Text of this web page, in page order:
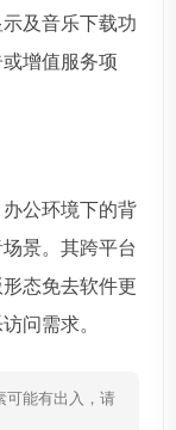
及音乐下载功
增值服务项
公环境下的背
景。其跨平台
态免去软件更
问需求。
可能有出入，请